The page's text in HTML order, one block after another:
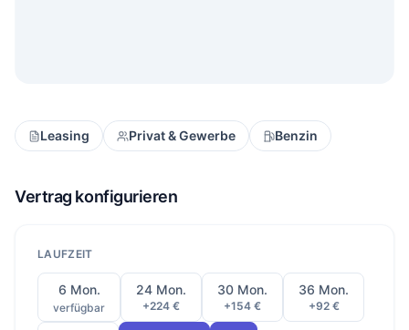
Leasing Privat & Gewerbe Benzin
Vertrag konfigurieren
LAUFZEIT
6 Mon.
verfügbar
24 Mon.
+224 €
30 Mon.
+154 €
36 Mon.
+92 €